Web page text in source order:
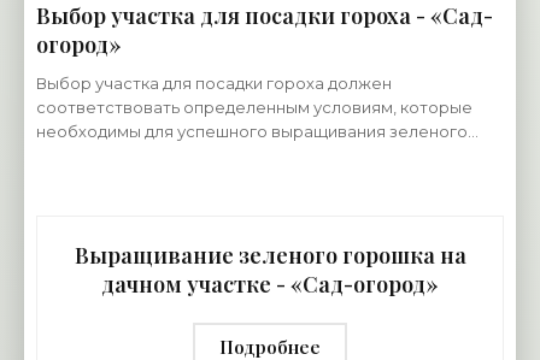
Выбор участка для посадки гороха - «Сад-
огород»
Выбор участка для посадки гороха должен
соответствовать определенным условиям, которые
необходимы для успешного выращивания зеленого
Выращивание зеленого горошка на
дачном участке - «Сад-огород»
Подробнее